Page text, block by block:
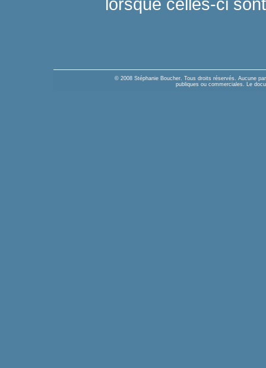
© 2008 Stéphanie Boucher. Tous droits réservés. Aucune
publiques ou commerciales. Le